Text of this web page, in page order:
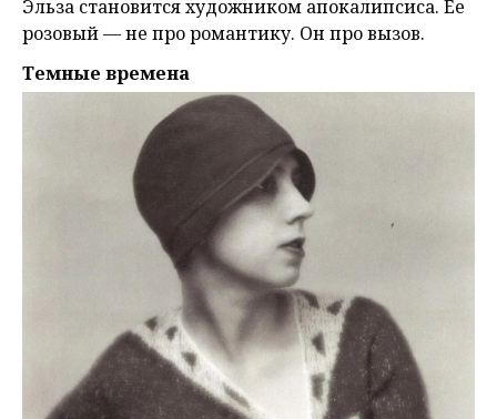
Эльза становится художником апокалипсиса. Ее
розовый — не про романтику. Он про вызов.
Темные времена